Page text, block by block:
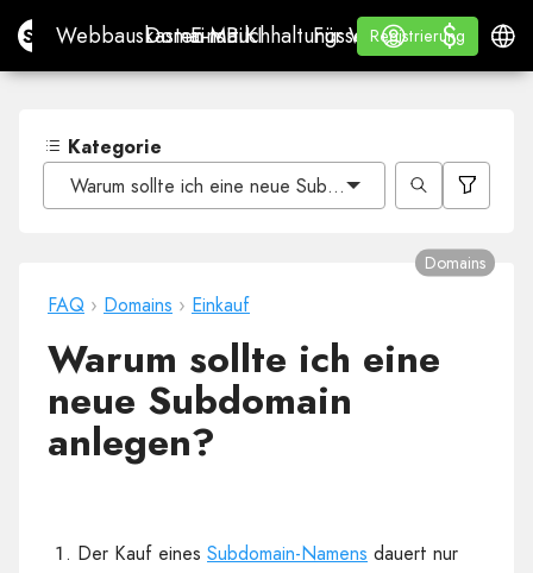
Site.proWebbauskasten mit KI
Webbauskasten mit KI
Domains
Domains
E-Mail
E-MailBuchhaltungssoftware
Buchhaltungssoftware
Für
Für Wiederverkäufer
WHITE LABEL
Lernen
Lernen
Registrierung
Registrierung
Anmelden
$
$
Kategorie
Warum sollte ich eine neue Subdomain anlegen?
FAQ › Domains › Einkauf
Domains
Warum sollte ich eine
neue Subdomain
anlegen?
Der Kauf eines Subdomain-Namens dauert nur